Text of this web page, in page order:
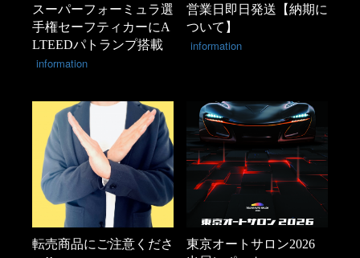
スーパーフォーミュラ選
手権セーフティカーにA
LTEEDパトランプ搭載
information
営業日即日発送【納期に
ついて】
information
転売商品にご注意くださ
東京オートサロン2026